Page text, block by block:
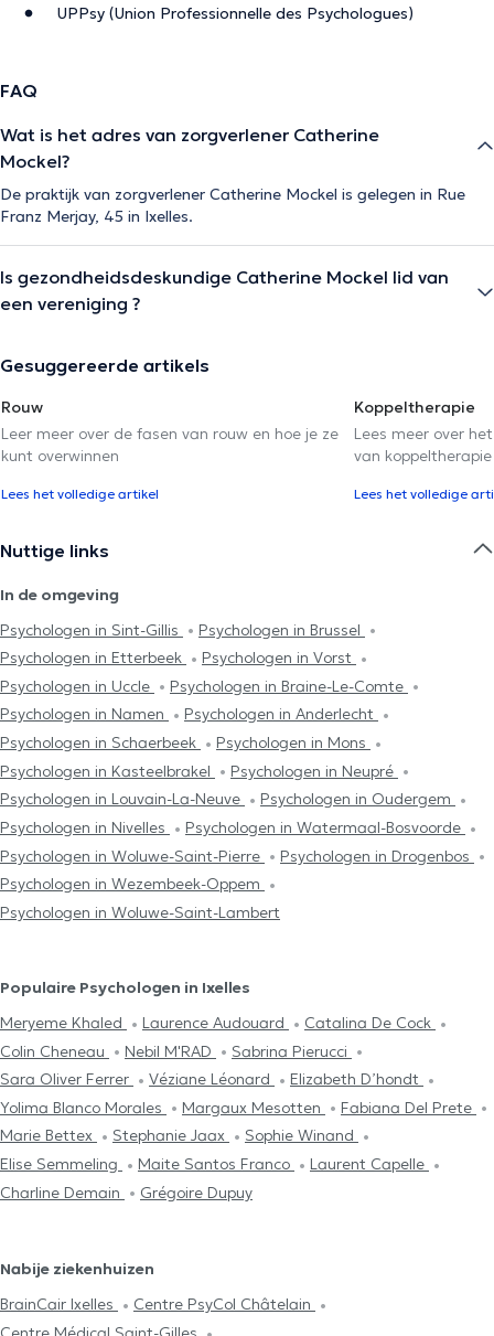
UPPsy (Union Professionnelle des Psychologues)
FAQ
Wat is het adres van zorgverlener Catherine
Mockel?
De praktijk van zorgverlener Catherine Mockel is gelegen in Rue
Franz Merjay, 45 in Ixelles.
Is gezondheidsdeskundige Catherine Mockel lid van
een vereniging ?
Gesuggereerde artikels
Rouw
Leer meer over de fasen van rouw en hoe je ze
kunt overwinnen
Lees het volledige artikel
Koppeltherapie
Lees meer over
van koppeltherapie
Lees het volledige
Nuttige links
In de omgeving
Psychologen in Sint-Gillis
Psychologen in Brussel
Psychologen in Etterbeek
Psychologen in Vorst
Psychologen in Uccle
Psychologen in Braine-Le-Comte
Psychologen in Namen
Psychologen in Anderlecht
Psychologen in Schaerbeek
Psychologen in Mons
Psychologen in Kasteelbrakel
Psychologen in Neupré
Psychologen in Louvain-La-Neuve
Psychologen in Oudergem
Psychologen in Nivelles
Psychologen in Watermaal-Bosvoorde
Psychologen in Woluwe-Saint-Pierre
Psychologen in Drogenbos
Psychologen in Wezembeek-Oppem
Psychologen in Woluwe-Saint-Lambert
Populaire Psychologen in Ixelles
Meryeme Khaled
Laurence Audouard
Catalina De Cock
Colin Cheneau
Nebil M'RAD
Sabrina Pierucci
Sara Oliver Ferrer
Véziane Léonard
Elizabeth D’hondt
Yolima Blanco Morales
Margaux Mesotten
Fabiana Del Prete
Marie Bettex
Stephanie Jaax
Sophie Winand
Elise Semmeling
Maite Santos Franco
Laurent Capelle
Charline Demain
Grégoire Dupuy
Nabije ziekenhuizen
BrainCair Ixelles
Centre PsyCol Châtelain